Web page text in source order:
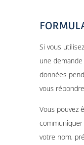
Si vous
une
données
vous
Vous pouvez
votre nom,